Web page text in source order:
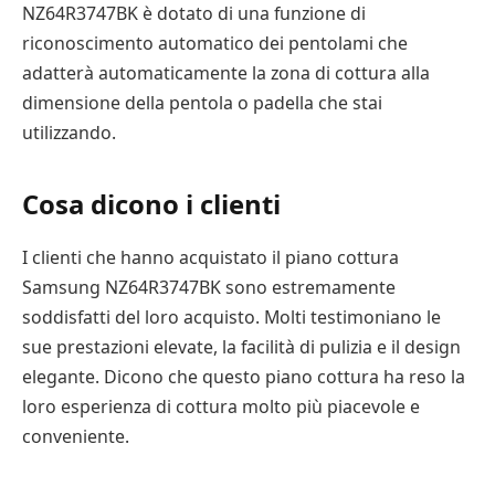
NZ64R3747BK è dotato di una funzione di
riconoscimento automatico dei pentolami che
adatterà automaticamente la zona di cottura alla
dimensione della pentola o padella che stai
utilizzando.
Cosa dicono i clienti
I clienti che hanno acquistato il piano cottura
Samsung NZ64R3747BK sono estremamente
soddisfatti del loro acquisto. Molti testimoniano le
sue prestazioni elevate, la facilità di pulizia e il design
elegante. Dicono che questo piano cottura ha reso la
loro esperienza di cottura molto più piacevole e
conveniente.